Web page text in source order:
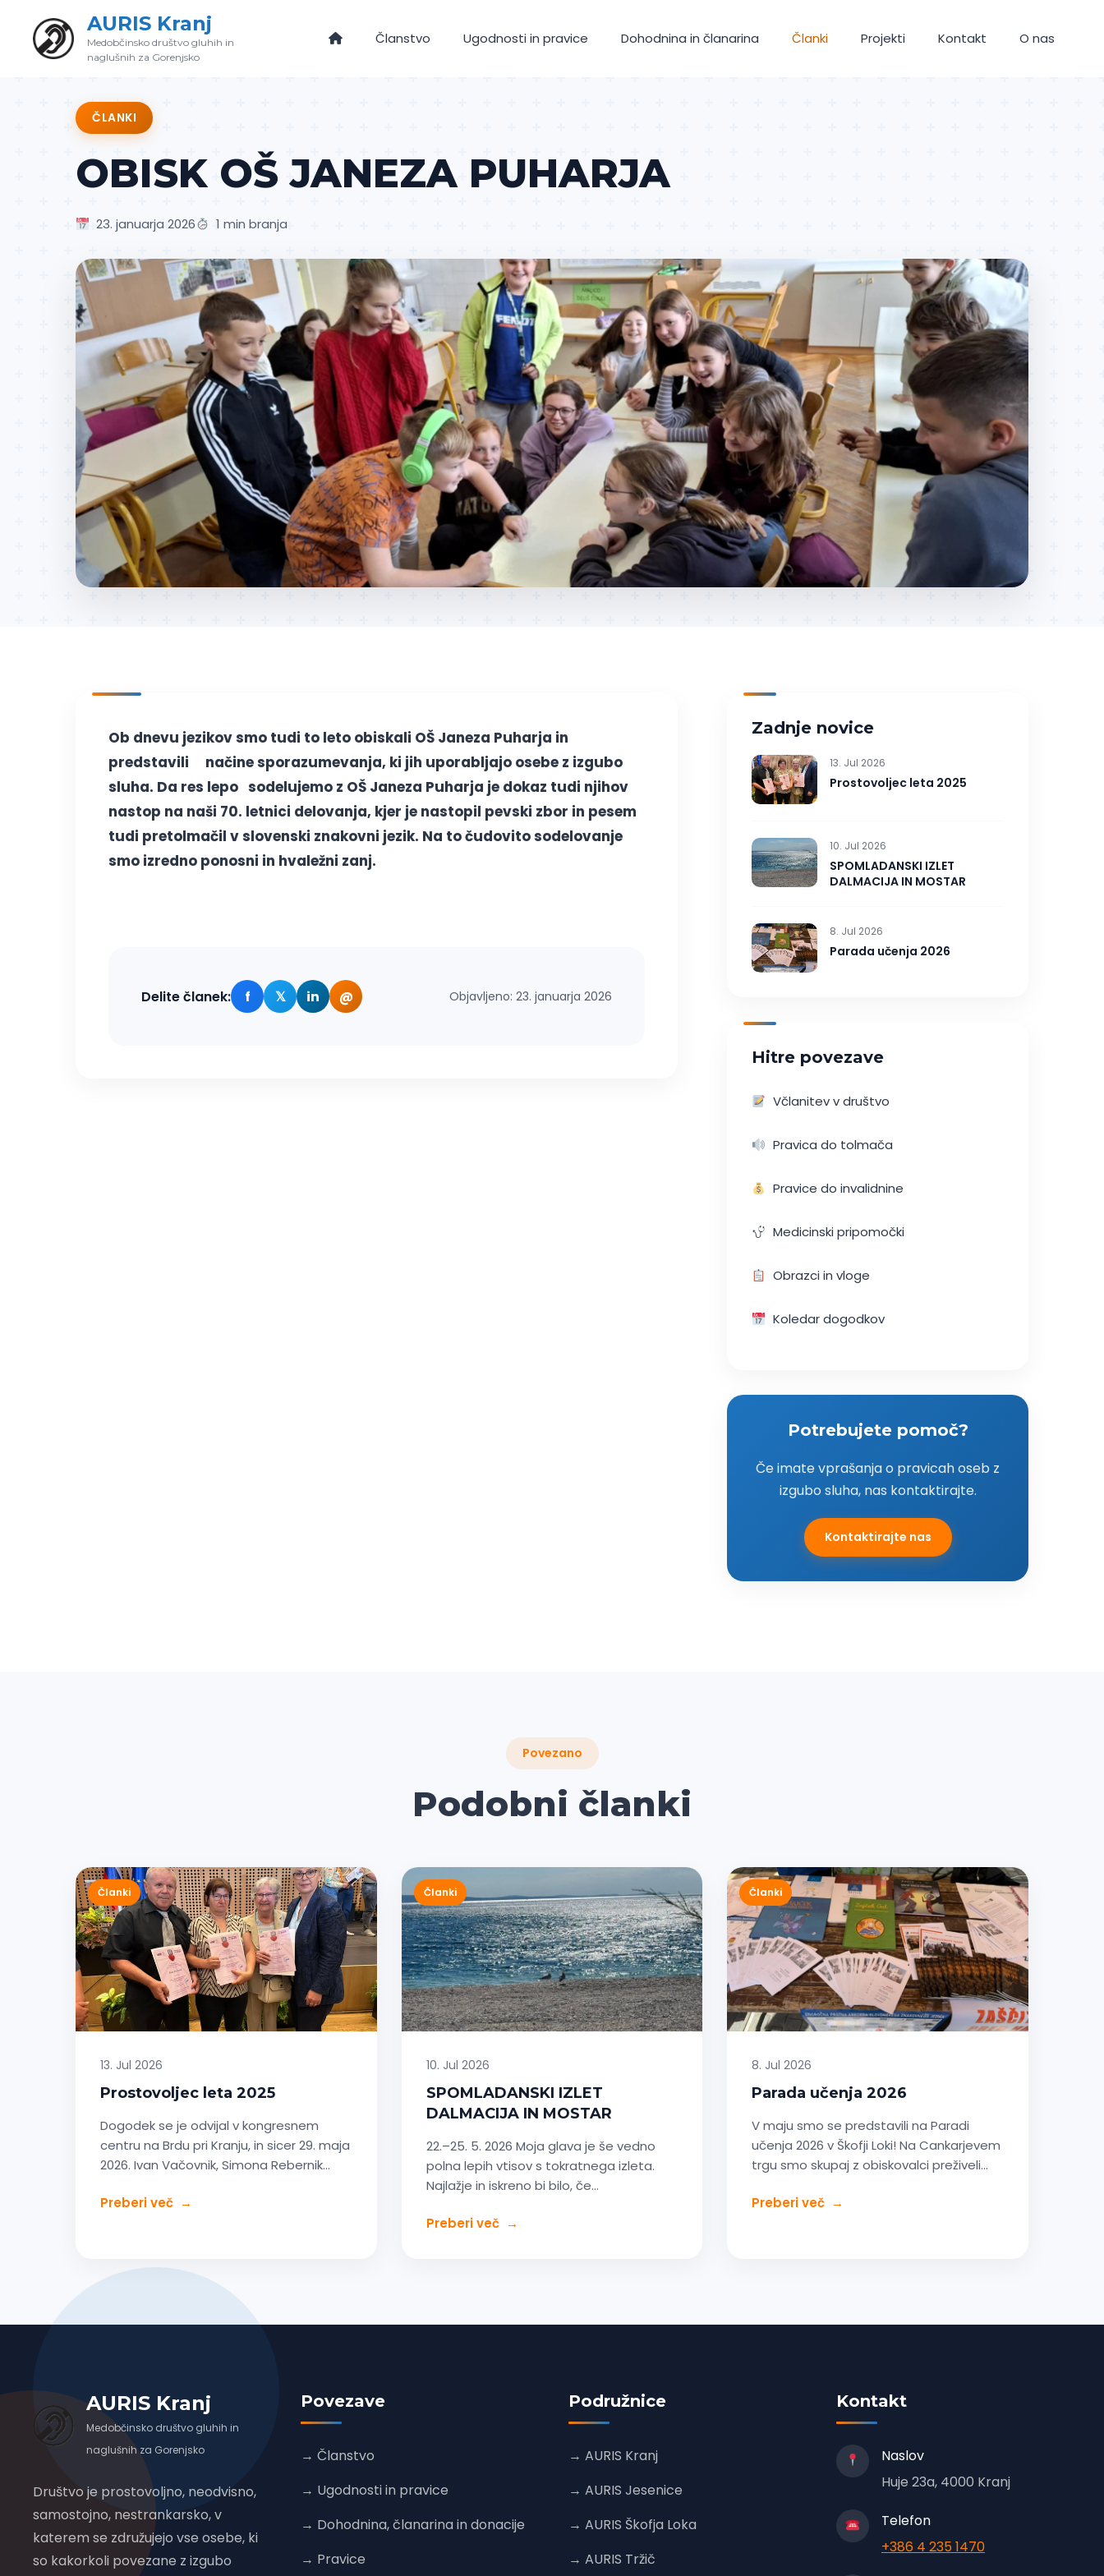
content
AURIS Kranj
Medobčinsko društvo gluhih in
naglušnih za Gorenjsko
Članstvo Ugodnosti in pravice Dohodnina in članarina Članki Projekti Kontakt O nas
ČLANKI
OBISK OŠ JANEZA PUHARJA
23. januarja 2026 1 min branja
Ob dnevu jezikov smo tudi to leto obiskali OŠ Janeza Puharja in
predstavili načine sporazumevanja, ki jih uporabljajo osebe z izgubo
sluha. Da res lepo sodelujemo z OŠ Janeza Puharja je dokaz tudi njihov
nastop na naši 70. letnici delovanja, kjer je nastopil pevski zbor in pesem
tudi pretolmačil v slovenski znakovni jezik. Na to čudovito sodelovanje
smo izredno ponosni in hvaležni zanj.
Delite članek: f 𝕏 in @ Objavljeno: 23. januarja 2026
Zadnje novice
13. Jul 2026
Prostovoljec leta 2025
10. Jul 2026
SPOMLADANSKI IZLET
DALMACIJA IN MOSTAR
8. Jul 2026
Parada učenja 2026
Hitre povezave
Včlanitev v društvo
Pravica do tolmača
Pravice do invalidnine
Medicinski pripomočki
Obrazci in vloge
Koledar dogodkov
Potrebujete pomoč?
Če imate vprašanja o pravicah oseb z
izgubo sluha, nas kontaktirajte.
Kontaktirajte nas
Povezano
Podobni članki
Članki
13. Jul 2026
Prostovoljec leta 2025
Dogodek se je odvijal v kongresnem
centru na Brdu pri Kranju, in sicer 29. maja
2026. Ivan Vačovnik, Simona Rebernik…
Preberi več →
Članki
10. Jul 2026
SPOMLADANSKI IZLET
DALMACIJA IN MOSTAR
22.–25. 5. 2026 Moja glava je še vedno
polna lepih vtisov s tokratnega izleta.
Najlažje in iskreno bi bilo, če…
Preberi več →
Članki
8. Jul 2026
Parada učenja 2026
V maju smo se predstavili na Paradi
učenja 2026 v Škofji Loki! Na Cankarjevem
trgu smo skupaj z obiskovalci preživeli…
Preberi več →
AURIS Kranj
Medobčinsko društvo gluhih in
naglušnih za Gorenjsko
Društvo je prostovoljno, neodvisno,
samostojno, nestrankarsko, v
katerem se združujejo vse osebe, ki
so kakorkoli povezane z izgubo
Povezave
→ Članstvo
→ Ugodnosti in pravice
→ Dohodnina, članarina in donacije
→ Pravice
Podružnice
→ AURIS Kranj
→ AURIS Jesenice
→ AURIS Škofja Loka
→ AURIS Tržič
Kontakt
Naslov
Huje 23a, 4000 Kranj
Telefon
+386 4 235 1470